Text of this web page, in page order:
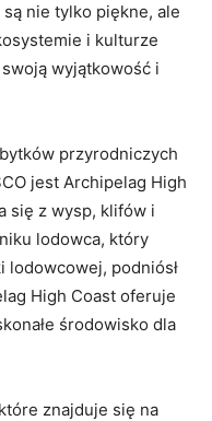
nie tylko‍ piękne, ⁢ale
i⁣ kulturze
wyjątkowość i
przyrodniczych‍
jest Archipelag High
się z ‍wysp, klifów i
lodowca, który
lodowcowej, podniósł
High ⁤Coast oferuje⁢
środowisko⁢ dla
‌znajduje ⁣się na​